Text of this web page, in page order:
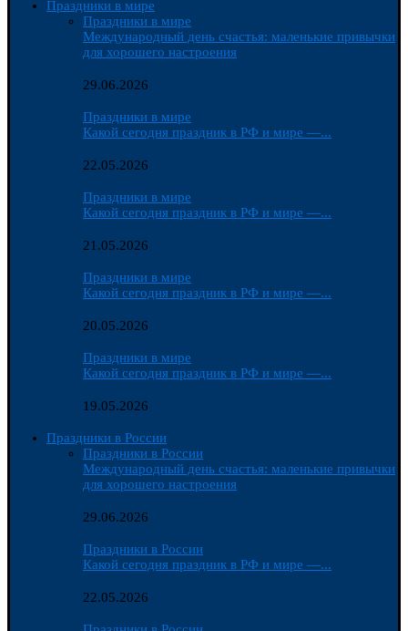
Праздники в мире
Праздники в мире
Международный день счастья: маленькие привычки
для хорошего настроения
29.06.2026
Праздники в мире
Какой сегодня праздник в РФ и мире —...
22.05.2026
Праздники в мире
Какой сегодня праздник в РФ и мире —...
21.05.2026
Праздники в мире
Какой сегодня праздник в РФ и мире —...
20.05.2026
Праздники в мире
Какой сегодня праздник в РФ и мире —...
19.05.2026
Праздники в России
Праздники в России
Международный день счастья: маленькие привычки
для хорошего настроения
29.06.2026
Праздники в России
Какой сегодня праздник в РФ и мире —...
22.05.2026